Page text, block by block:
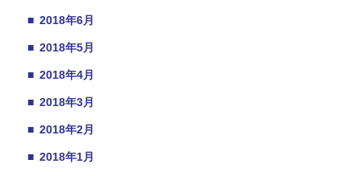
■ 2018年6月
■ 2018年5月
■ 2018年4月
■ 2018年3月
■ 2018年2月
■ 2018年1月